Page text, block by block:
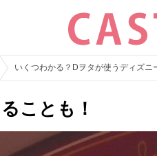
いくつわかる？Dヲタが使うディズニ
ことも！